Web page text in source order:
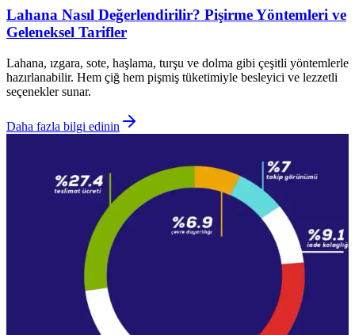
Lahana Nasıl Değerlendirilir? Pişirme Yöntemleri ve
Geleneksel Tarifler
Lahana, ızgara, sote, haşlama, turşu ve dolma gibi çeşitli yöntemlerle
hazırlanabilir. Hem çiğ hem pişmiş tüketimiyle besleyici ve lezzetli
seçenekler sunar.
Daha fazla bilgi edinin